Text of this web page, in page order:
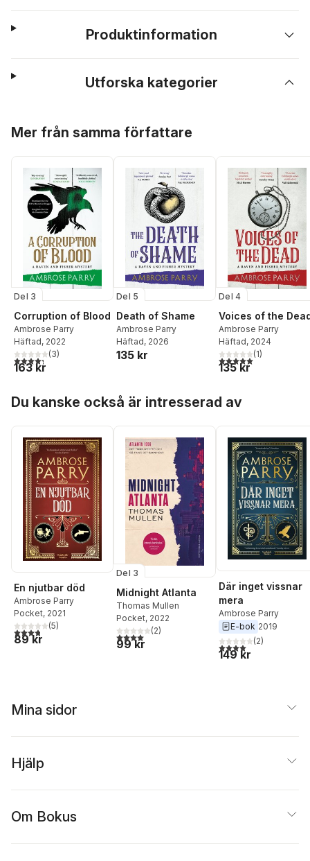
Produktinformation
Utforska kategorier
Mer från samma författare
Del 3
Corruption of Blood
Ambrose Parry
Häftad, 2022
4,3utav 5 stjärnor. Totalt antal röster:
(3)
163 kr
Del 5
Death of Shame
Ambrose Parry
Häftad, 2026
135 kr
Del 4
Voices of the
Ambrose Parry
Häftad, 2024
5,0utav 5 stjärnor.
(1)
135 kr
Du kanske också är intresserad av
En njutbar död
Ambrose Parry
Pocket, 2021
3,8utav 5 stjärnor. Totalt antal röster:
(5)
89 kr
Del 3
Midnight Atlanta
Thomas Mullen
Pocket, 2022
4,0utav 5 stjärnor. Totalt antal röster:
(2)
99 kr
Där inget vissnar
mera
Ambrose Parry
E-bok 2019
4,0utav 5 stjärnor.
(2)
149 kr
Mina sidor
Hjälp
Om Bokus